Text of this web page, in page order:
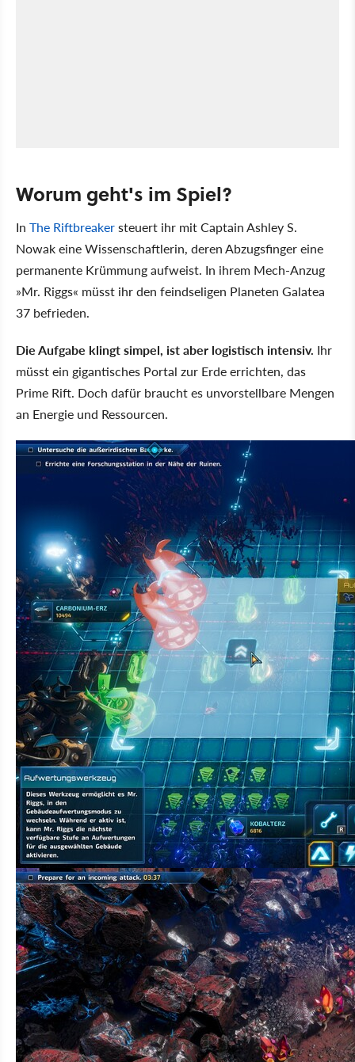
Worum geht's im Spiel?
In The Riftbreakersteuert ihr mit Captain Ashley S.
Nowak eine Wissenschaftlerin, deren Abzugsfinger eine
permanente Krümmung aufweist. In ihrem Mech-Anzug
»Mr. Riggs« müsst ihr den feindseligen Planeten Galatea
37 befrieden.
Die Aufgabe klingt simpel, ist aber logistisch intensiv. Ihr
müsst ein gigantisches Portal zur Erde errichten, das
Prime Rift. Doch dafür braucht es unvorstellbare Mengen
an Energie und Ressourcen.